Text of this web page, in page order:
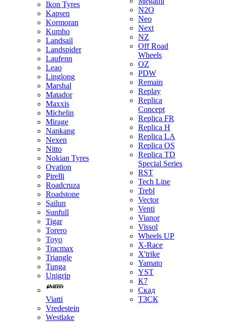
Ikon Tyres
Kapsen
Kormoran
Kumho
Landsail
Landspider
Laufenn
Leao
Linglong
Marshal
Matador
Maxxis
Michelin
Mirage
Nankang
Nexen
Nitto
Nokian Tyres
Ovation
Pirelli
Roadcruza
Roadstone
Sailun
Sunfull
Tigar
Torero
Toyo
Tracmax
Triangle
Tunga
Unigrip
Viatti
Vredestein
Westlake
N2O
Neo
Next
NZ
Off Road
Wheels
OZ
PDW
Remain
Replay
Replica
Concept
Replica FR
Replica H
Replica LA
Replica OS
Replica TD
Special Series
RST
Tech Line
Trebl
Vector
Venti
Vianor
Vissol
Wheels UP
X-Race
X'trike
Yamato
YST
К7
Скад
ТЗСК